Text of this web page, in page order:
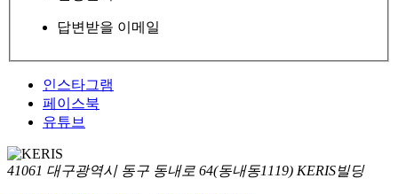
답변받을 이메일
인스타그램
페이스북
유튜브
41061 대구광역시 동구 동내로 64(동내동1119) KERIS빌딩